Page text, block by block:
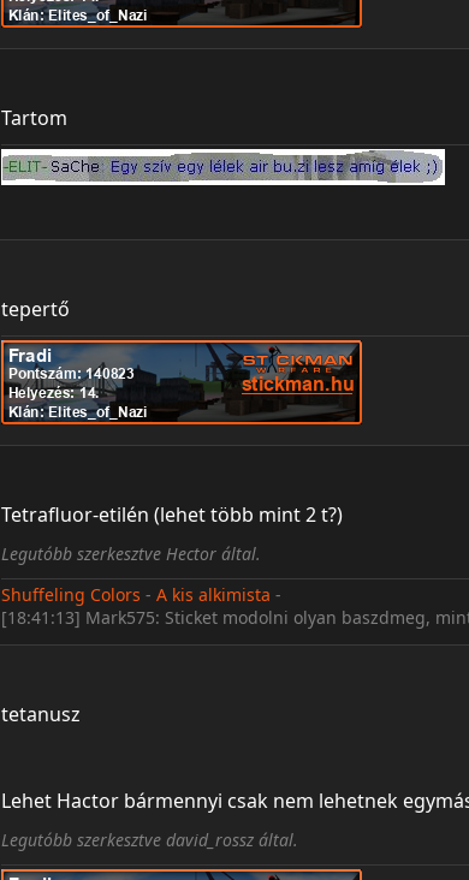
Tartom
tepertő
Tetrafluor-etilén (lehet több mint 2 t?)
Legutóbb szerkesztve Hector által.
Shuffeling Colors - A kis alkimista -
[18:41:13] Mark575: Sticket modolni olyan baszdmeg,
tetanusz
Lehet Hactor bármennyi csak nem lehetnek
Legutóbb szerkesztve david_rossz által.